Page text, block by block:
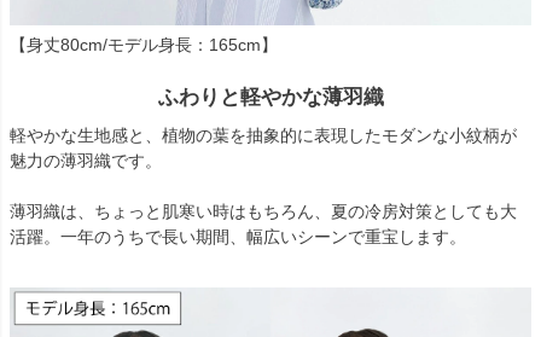
【身丈80cm/モデル身長：165cm】
ふわりと軽やかな薄羽織
軽やかな生地感と、植物の葉を抽象的に表現したモダンな小紋柄が
魅力の薄羽織です。
薄羽織は、ちょっと肌寒い時はもちろん、夏の冷房対策としても大
活躍。一年のうちで長い期間、幅広いシーンで重宝します。